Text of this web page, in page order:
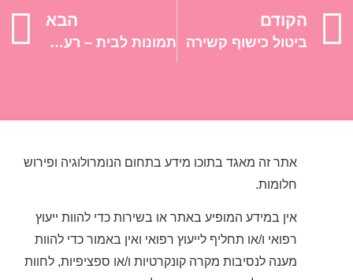
הקודם
ביטול כישוף קשירה
הבא
תמונות לבית – רעיונות יצירתיים לשדרוג עיצוב הפנים שלכם
אתר זה מאגד בתוכו מידע בתחום הנומרולוגיה ופירוש
חלומות.
אין במידע המופיע באתר או בשירות כדי להוות ייעוץ
רפואי ו/או תחליף לייעוץ רפואי ואין באמור כדי להוות
מענה לנסיבות מקרה קונקרטיות ו/או ספציפיות, לחוות